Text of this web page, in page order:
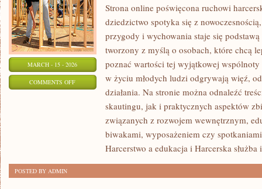
MARCH - 15 - 2026
COMMENTS OFFON
HARCERSKIE
Strona online poświęcona ruchowi
dziedzictwo spotyka się z
przygody i wychowania staje się
tworzony z myślą o osobach, które chcą
poznać wartości tej wyjątkowej
w życiu młodych ludzi odgrywają więź,
działania. Na stronie można odnaleźć
skautingu, jak i praktycznych aspektów
związanych z rozwojem wewnętrznym,
biwakami, wyposażeniem czy
Harcerstwo a edukacja i Harcerska
POSTED BY ADMIN